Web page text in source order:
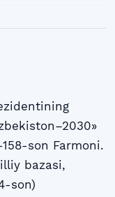
son Farmoni.
bazasi,
son)